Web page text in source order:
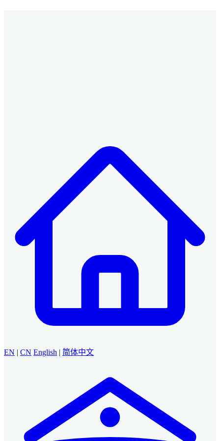
EN | CN English | 简体中文